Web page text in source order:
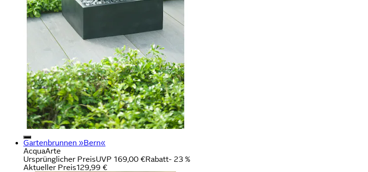
Gartenbrunnen »Bern«
AcquaArte
Ursprünglicher PreisUVP 169,00 €Rabatt- 23 %
Aktueller Preis129,99 €